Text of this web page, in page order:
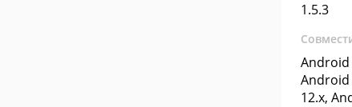
1.5.3
Android
Android
12.x,